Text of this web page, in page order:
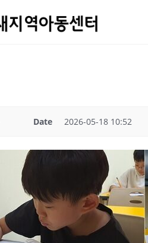
Date 2026-05-18 10:52